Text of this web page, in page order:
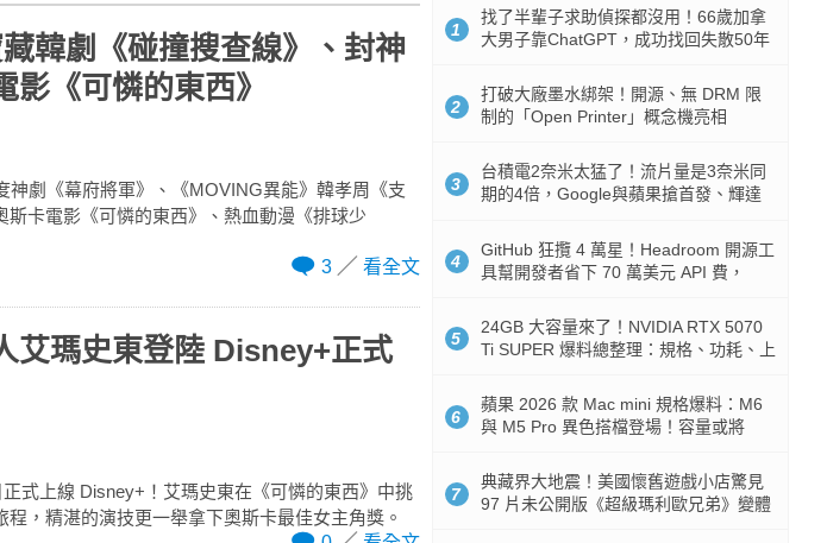
韓劇《碰撞搜查線》、封神
《可憐的東西》
劇《幕府將軍》、《MOVING異能》韓孝周《支
卡電影《可憐的東西》、熱血動漫《排球少
3
看全文
艾瑪史東登陸 Disney+正式
式上線 Disney+！艾瑪史東在《可憐的東西》中挑
，精湛的演技更一舉拿下奧斯卡最佳女主角獎。
1
找了半輩子求助偵探都沒用！66歲加拿
大男子靠ChatGPT，成功找回失散50年
2
打破大廠墨水綁架！開源、無 DRM 限
制的「Open Printer」概念機亮相
3
台積電2奈米太猛了！流片量是3奈米同
期的4倍，Google與蘋果搶首發、輝達
4
GitHub 狂攬 4 萬星！Headroom 開源工
具幫開發者省下 70 萬美元 API 費，
5
24GB 大容量來了！NVIDIA RTX 5070
Ti SUPER 爆料總整理：規格、功耗、上
6
蘋果 2026 款 Mac mini 規格爆料：M6
與 M5 Pro 異色搭檔登場！容量或將
7
典藏界大地震！美國懷舊遊戲小店驚見
97 片未公開版《超級瑪利歐兄弟》變體